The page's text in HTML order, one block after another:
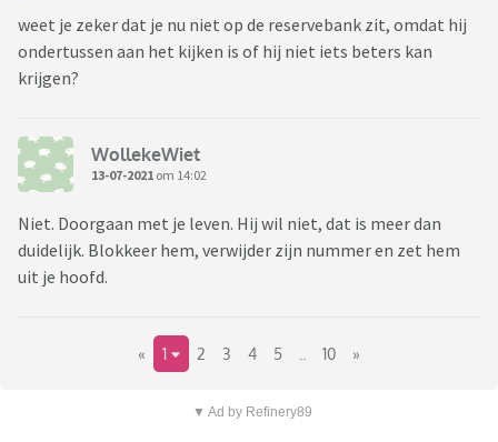
weet je zeker dat je nu niet op de reservebank zit, omdat hij
ondertussen aan het kijken is of hij niet iets beters kan
krijgen?
WollekeWiet
13-07-2021 om 14:02
Niet. Doorgaan met je leven. Hij wil niet, dat is meer dan
duidelijk. Blokkeer hem, verwijder zijn nummer en zet hem
uit je hoofd.
« 1 2 3 4 5 10 »
▼ Ad by Refinery89